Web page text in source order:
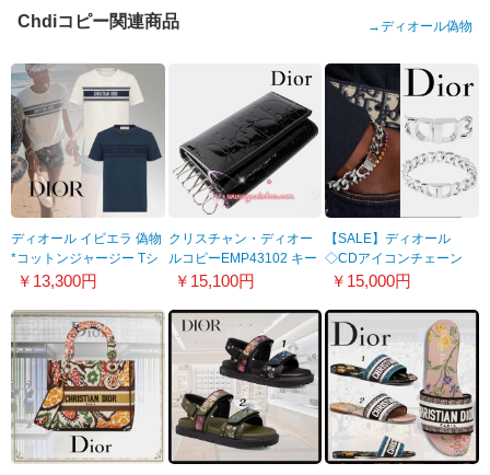
Chdiコピー関連商品 →ディオール偽物
ディオール イビエラ 偽物
*コットンジャージー Tシ
ャツ★2色
￥13,300円
クリスチャン・ディオー
ルコピーEMP43102 キー
ケース ヴェルニ トロッタ
キーケース
￥15,100円
【SALE】ディオール
◇CDアイコンチェーン
ブレスレット 偽物
￥15,000円